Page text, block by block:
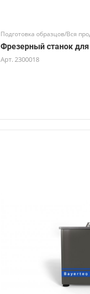
Подготовка образцов/Вся
Фрезерный станок
Арт.2300018